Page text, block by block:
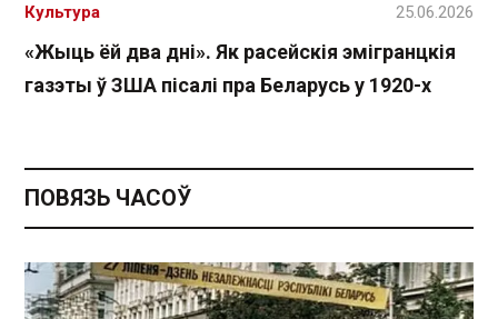
«Жыць ёй два дні». Як расейскія эмігранцкія
газэты ў ЗША пісалі пра Беларусь у 1920-х
Культура 25.06.2026
ПОВЯЗЬ ЧАСОЎ